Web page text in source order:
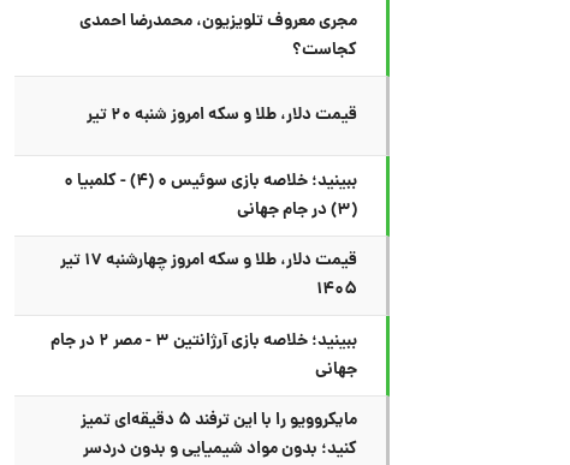
مجری معروف تلویزیون، محمدرضا احمدی
کجاست؟
قیمت دلار، طلا و سکه امروز شنبه ۲۰ تیر
ببینید؛ خلاصه بازی سوئیس ۰ (۴) - کلمبیا ۰
(۳) در جام جهانی
قیمت دلار، طلا و سکه امروز چهارشنبه ۱۷ تیر
۱۴۰۵
ببینید؛ خلاصه بازی آرژانتین ۳ - مصر ۲ در جام
جهانی
مایکروویو را با این ترفند ۵ دقیقه‌ای تمیز
کنید؛ بدون مواد شیمیایی و بدون دردسر